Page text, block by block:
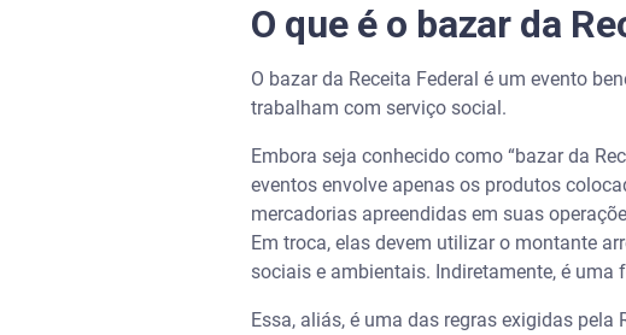
O que é o bazar da
O bazar da Receita Federal é um evento
trabalham com serviço social.
Embora seja conhecido como “bazar da
eventos envolve apenas os produtos
mercadorias apreendidas em suas
Em troca, elas devem utilizar o montante
sociais e ambientais. Indiretamente, é
Essa, aliás, é uma das regras exigidas